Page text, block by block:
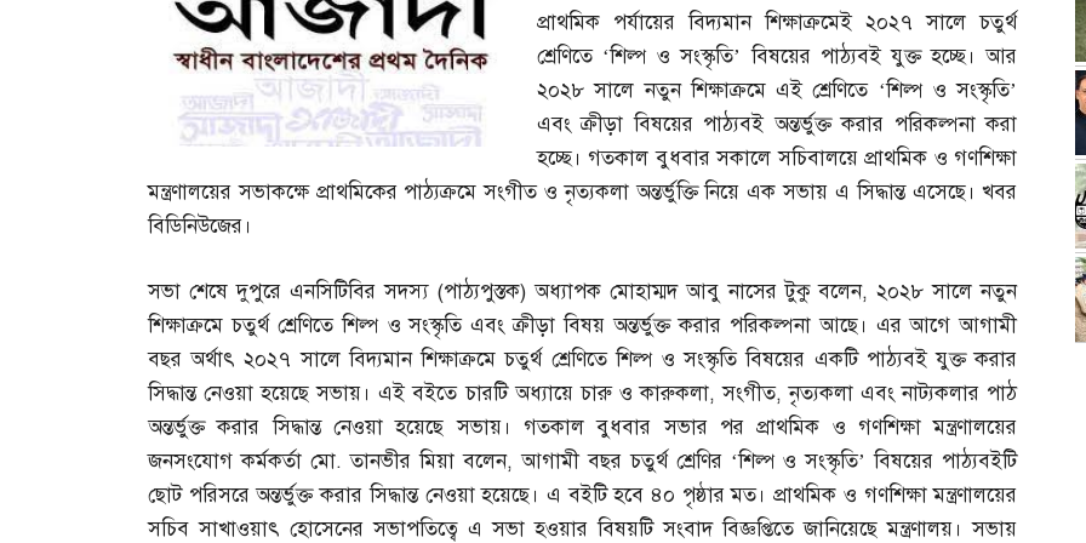
প্রাথমিক পর্যায়ের বিদ্যমান শিক্ষাক্রমেই ২০২৭ সালে চতুর্থ
শ্রেণিতে ‘শিল্প ও সংস্কৃতি’ বিষয়ের পাঠ্যবই যুক্ত হচ্ছে। আর
২০২৮ সালে নতুন শিক্ষাক্রমে এই শ্রেণিতে ‘শিল্প ও সংস্কৃতি’
এবং ক্রীড়া বিষয়ের পাঠ্যবই অন্তর্ভুক্ত করার পরিকল্পনা করা
হচ্ছে। গতকাল বুধবার সকালে সচিবালয়ে প্রাথমিক ও গণশিক্ষা
মন্ত্রণালয়ের সভাকক্ষে প্রাথমিকের পাঠ্যক্রমে সংগীত ও নৃত্যকলা অন্তর্ভুক্তি নিয়ে এক সভায় এ সিদ্ধান্ত এসেছে। খবর
বিডিনিউজের।
সভা শেষে দুপুরে এনসিটিবির সদস্য (পাঠ্যপুস্তক)অধ্যাপক মোহাম্মদ আবু নাসের টুকু বলেন,২০২৮ সালে নতুন
শিক্ষাক্রমে চতুর্থ শ্রেণিতে শিল্প ও সংস্কৃতি এবং ক্রীড়া বিষয় অন্তর্ভুক্ত করার পরিকল্পনা আছে। এর আগে আগামী
বছর অর্থাৎ ২০২৭ সালে বিদ্যমান শিক্ষাক্রমে চতুর্থ শ্রেণিতে শিল্প ও সংস্কৃতি বিষয়ের একটি পাঠ্যবই যুক্ত করার
সিদ্ধান্ত নেওয়া হয়েছে সভায়। এই বইতে চারটি অধ্যায়ে চারু ও কারুকলা,সংগীত,নৃত্যকলা এবং নাট্যকলার পাঠ
অন্তর্ভুক্ত করার সিদ্ধান্ত নেওয়া হয়েছে সভায়। গতকাল বুধবার সভার পর প্রাথমিক ও গণশিক্ষা মন্ত্রণালয়ের
জনসংযোগ কর্মকর্তা মো.তানভীর মিয়া বলেন,আগামী বছর চতুর্থ শ্রেণির ‘শিল্প ও সংস্কৃতি’ বিষয়ের পাঠ্যবইটি
ছোট পরিসরে অন্তর্ভুক্ত করার সিদ্ধান্ত নেওয়া হয়েছে। এ বইটি হবে ৪০ পৃষ্ঠার মত। প্রাথমিক ও গণশিক্ষা মন্ত্রণালয়ের
সচিব সাখাওয়াৎ হোসেনের সভাপতিত্বে এ সভা হওয়ার বিষয়টি সংবাদ বিজ্ঞপ্তিতে জানিয়েছে মন্ত্রণালয়। সভায়